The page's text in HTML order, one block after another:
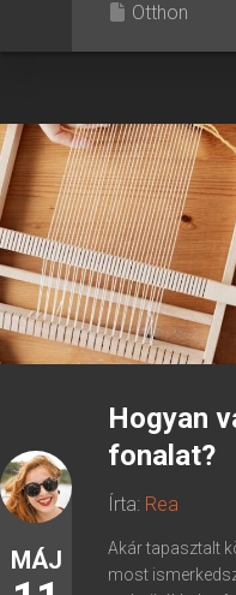
Otthon
MÁJ
Hogyan
fonalat?
Írta: Rea
Akár tapasztalt
most